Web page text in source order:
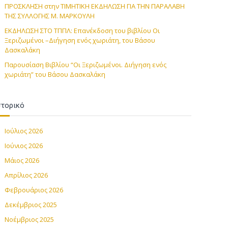
ΠΡΟΣΚΛΗΣΗ στην TIMHTIKH ΕΚΔΗΛΩΣΗ ΓΙΑ ΤΗΝ ΠΑΡΑΛΑΒΗ
ΤΗΣ ΣΥΛΛΟΓΗΣ Μ. ΜΑΡΚΟΥΛΗ
ΕΚΔΗΛΩΣΗ ΣΤΟ ΤΠΠΛ: Επανέκδοση του βιβλίου Οι
Ξεριζωμένοι –Διήγηση ενός χωριάτη, του Βάσου
Δασκαλάκη
Παρουσίαση Βιβλίου “Οι Ξεριζωμένοι. Διήγηση ενός
χωριάτη” του Βάσου Δασκαλάκη
Ιούλιος 2026
Ιούνιος 2026
Μάιος 2026
Απρίλιος 2026
Φεβρουάριος 2026
Δεκέμβριος 2025
Νοέμβριος 2025